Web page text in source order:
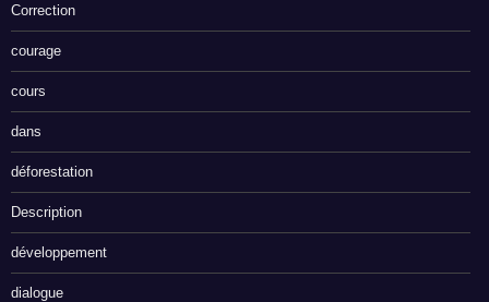
Correction
courage
cours
dans
déforestation
Description
développement
dialogue